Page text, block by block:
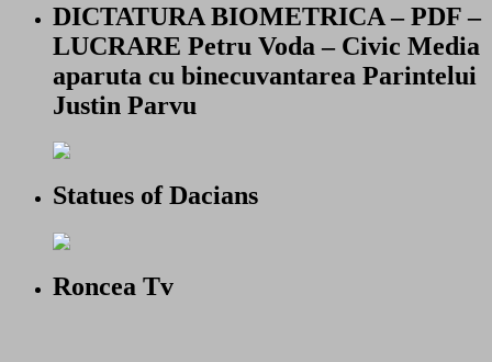
DICTATURA BIOMETRICA – PDF –
LUCRARE Petru Voda – Civic Media
aparuta cu binecuvantarea Parintelui
Justin Parvu
Statues of Dacians
Roncea Tv